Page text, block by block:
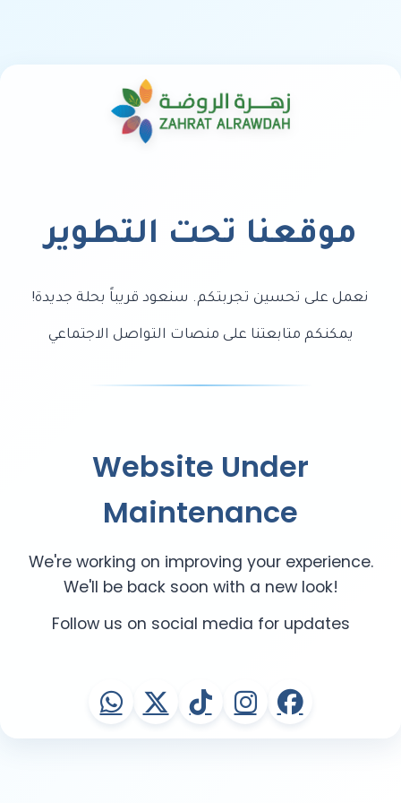
موقعنا تحت التطوير
نعمل على تحسين تجربتكم. سنعود قريباً بحلة جديدة!
يمكنكم متابعتنا على منصات التواصل الاجتماعي
Website Under
Maintenance
We're working on improving your experience.
We'll be back soon with a new look!
Follow us on social media for updates